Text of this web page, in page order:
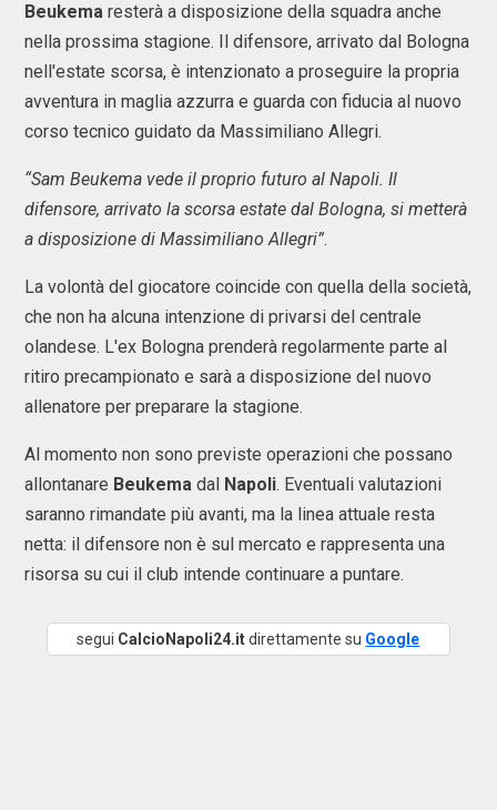
Beukema resterà a disposizione della squadra anche
nella prossima stagione. Il difensore, arrivato dal Bologna
nell'estate scorsa, è intenzionato a proseguire la propria
avventura in maglia azzurra e guarda con fiducia al nuovo
corso tecnico guidato da Massimiliano Allegri.
“Sam Beukema vede il proprio futuro al Napoli. Il
difensore, arrivato la scorsa estate dal Bologna, si metterà
a disposizione di Massimiliano Allegri”.
La volontà del giocatore coincide con quella della società,
che non ha alcuna intenzione di privarsi del centrale
olandese. L'ex Bologna prenderà regolarmente parte al
ritiro precampionato e sarà a disposizione del nuovo
allenatore per preparare la stagione.
Al momento non sono previste operazioni che possano
allontanare Beukema dal Napoli. Eventuali valutazioni
saranno rimandate più avanti, ma la linea attuale resta
netta: il difensore non è sul mercato e rappresenta una
risorsa su cui il club intende continuare a puntare.
segui CalcioNapoli24.itdirettamente su Google